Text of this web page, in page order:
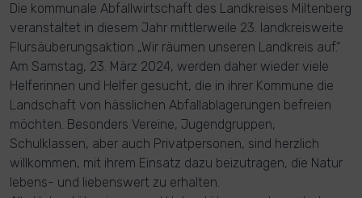
Die kommunale Abfallwirtschaft des Landkreises Miltenberg
veranstaltet in diesem Jahr mittlerweile 23. landkreisweite
Flursäuberungsaktion „Wir räumen unseren Landkreis auf.“
Am Samstag, 23. März 2024, werden daher wieder viele
Helferinnen und Helfer gesucht, die in ihrer Kommune die
Landschaft von hässlichen Abfallablagerungen befreien
möchten. Besonders Vereine, Jugendgruppen,
Schulklassen, aber auch Privatpersonen, sind herzlich
willkommen, mit ihrem Einsatz dazu beizutragen, die Natur
lebens- und liebenswert zu erhalten.